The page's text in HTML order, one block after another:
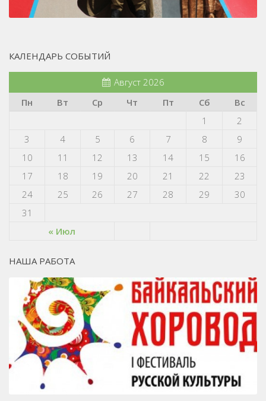
КАЛЕНДАРЬ СОБЫТИЙ
Август 2026
Пн
Вт Ср Чт Пт Сб Вс
« Июл
1
2
3
4 5 6 7 8
9
10
11 12 13 14 15
16
17
18 19 20 21 22
23
24
25 26 27 28 29
30
31
НАША РАБОТА